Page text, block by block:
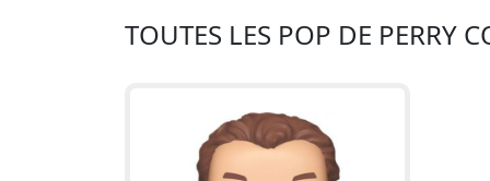
TOUTES LES POP DE PERRY